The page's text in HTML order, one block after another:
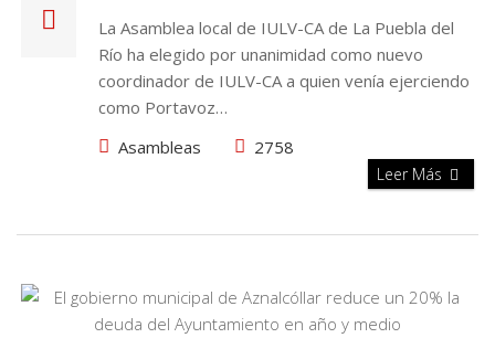
La Asamblea local de IULV-CA de La Puebla del
Río ha elegido por unanimidad como nuevo
coordinador de IULV-CA a quien venía ejerciendo
como Portavoz…
Asambleas
2758
Leer Más